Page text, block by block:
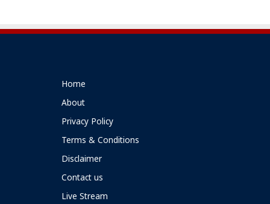
Home
About
Privacy Policy
Terms & Conditions
Disclaimer
Contact us
Live Stream